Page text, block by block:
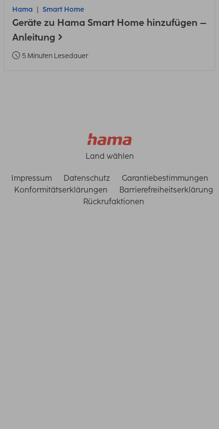
Hama Smart Home
Geräte zu Hama Smart Home hinzufügen –
Anleitung
5 Minuten Lesedauer
Land wählen
Impressum Datenschutz
Garantiebestimmungen
Konformitätserklärungen
Barrierefreiheitserklärung
Rückrufaktionen